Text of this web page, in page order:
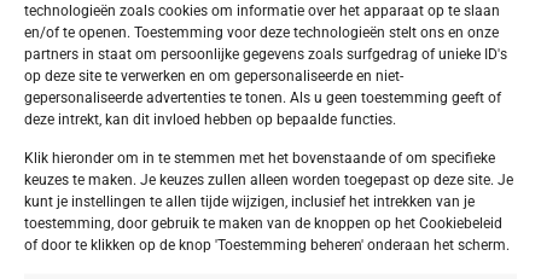
technologieën zoals cookies om informatie over het apparaat op te slaan
en/of te openen. Toestemming voor deze technologieën stelt ons en onze
partners in staat om persoonlijke gegevens zoals surfgedrag of unieke ID's
op deze site te verwerken en om gepersonaliseerde en niet-
gepersonaliseerde advertenties te tonen. Als u geen toestemming geeft of
deze intrekt, kan dit invloed hebben op bepaalde functies.
Klik hieronder om in te stemmen met het bovenstaande of om specifieke
keuzes te maken. Je keuzes zullen alleen worden toegepast op deze site. Je
kunt je instellingen te allen tijde wijzigen, inclusief het intrekken van je
toestemming, door gebruik te maken van de knoppen op het Cookiebeleid
of door te klikken op de knop 'Toestemming beheren' onderaan het scherm.
NL,Friesland
Friesland Appelscha Camping Alkenhaer
€ 395,00